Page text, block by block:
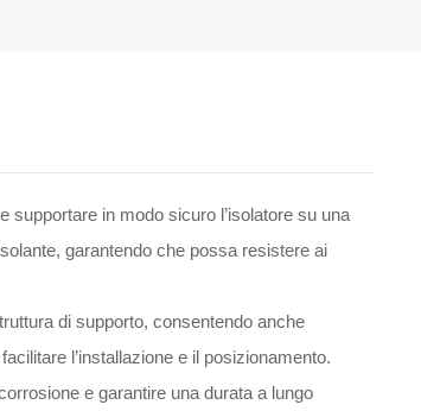
in modo sicuro l’isolatore su una
garantendo che possa resistere ai
di supporto, consentendo anche
l’installazione e il posizionamento.
e garantire una durata a lungo